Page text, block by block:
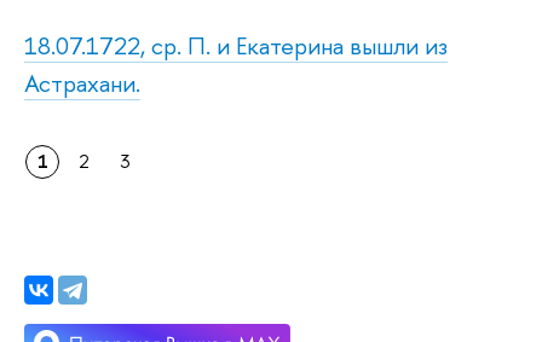
18.07.1722, ср. П. и Екатерина вышли из
Астрахани.
1 2 3